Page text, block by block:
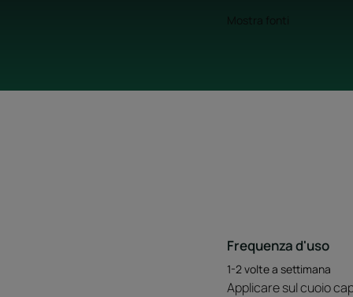
Frequenza d'uso
1-2 volte a settimana
Applicare sul cuoio